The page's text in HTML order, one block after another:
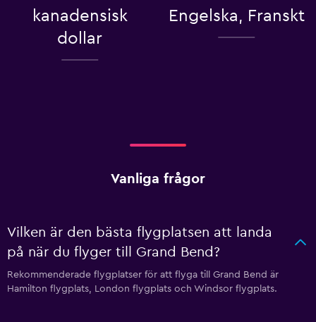
kanadensisk
dollar
Engelska, Franskt
Vanliga frågor
Vilken är den bästa flygplatsen att landa
på när du flyger till Grand Bend?
Rekommenderade flygplatser för att flyga till Grand Bend är
Hamilton flygplats, London flygplats och Windsor flygplats.